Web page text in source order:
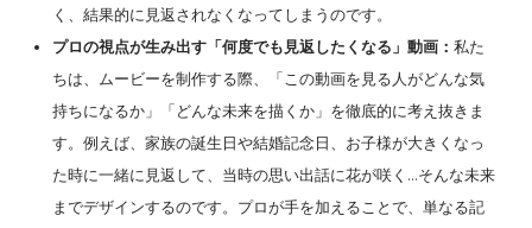
く、結果的に見返されなくなってしまうのです。
プロの視点が生み出す「何度でも見返したくなる」動画： 私た
ちは、ムービーを制作する際、「この動画を見る人がどんな気
持ちになるか」「どんな未来を描くか」を徹底的に考え抜きま
す。例えば、家族の誕生日や結婚記念日、お子様が大きくなっ
た時に一緒に見返して、当時の思い出話に花が咲く…そんな未来
までデザインするのです。プロが手を加えることで、単なる記